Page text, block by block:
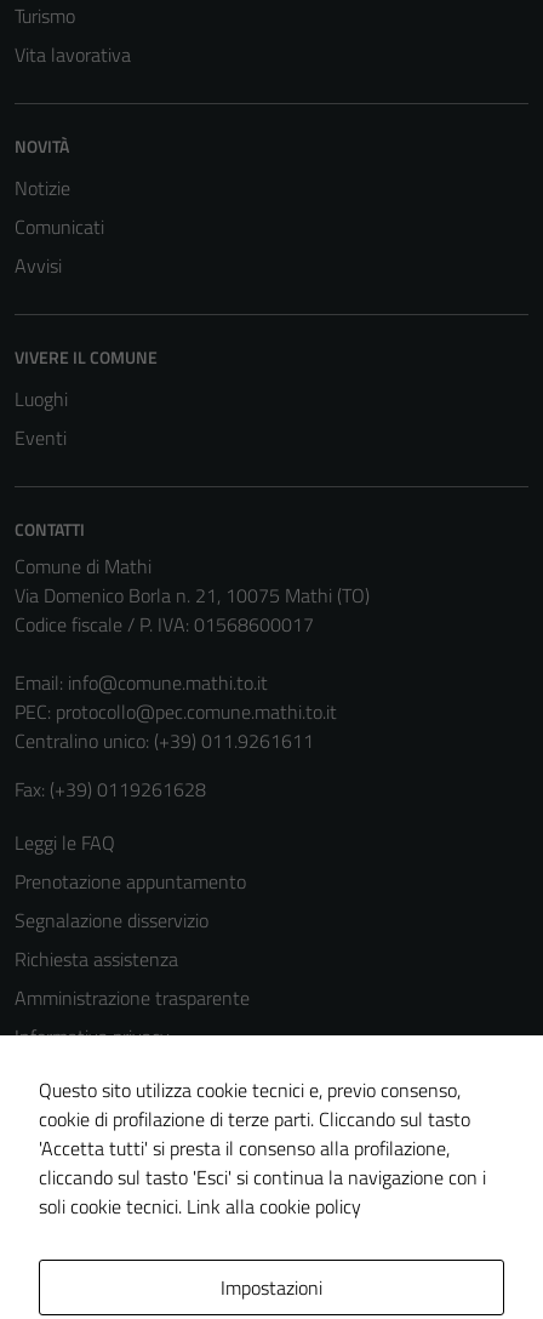
Turismo
Vita lavorativa
NOVITÀ
Notizie
Comunicati
Avvisi
VIVERE IL COMUNE
Luoghi
Eventi
CONTATTI
Comune di Mathi
Via Domenico Borla n. 21, 10075 Mathi (TO)
Codice fiscale / P. IVA: 01568600017
Email: info@comune.mathi.to.it
PEC: protocollo@pec.comune.mathi.to.it
Centralino unico: (+39) 011.9261611
Fax: (+39) 0119261628
Leggi le FAQ
Prenotazione appuntamento
Segnalazione disservizio
Richiesta assistenza
Amministrazione trasparente
Informativa privacy
Cookie Policy
Note legali
Dichiarazione di accessibilità
Piano di miglioramento del sito
Questo sito utilizza cookie tecnici e, previo consenso,
cookie di profilazione di terze parti. Cliccando sul tasto
'Accetta tutti' si presta il consenso alla profilazione,
cliccando sul tasto 'Esci' si continua la navigazione con i
soli cookie tecnici. Link alla cookie policy
Impostazioni
essere
disabilitati.
Questi cookie
non raccolgono
informazioni